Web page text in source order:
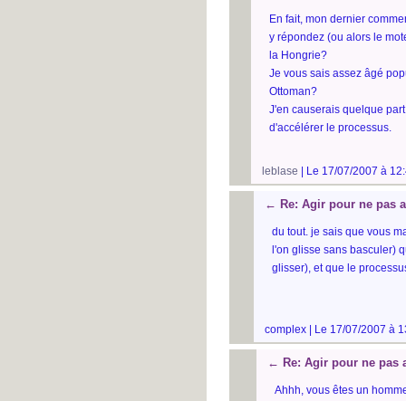
En fait, mon dernier
y répondez (ou alors le
la Hongrie?
Je vous sais assez âgé
Ottoman?
J'en causerais quelque
d'accélérer le processus.
leblase | Le 17/07/2007 à
← Re: Agir pour ne pas
du tout. je sais que vous
l'on glisse sans basculer)
glisser), et que le
complex | Le 17/07/2007 à
← Re: Agir pour ne pas
Ahhh, vous êtes un